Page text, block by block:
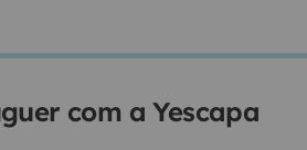
com a Yescapa